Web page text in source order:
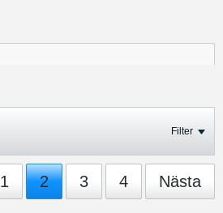
Filter
1 2 3 4 Nästa